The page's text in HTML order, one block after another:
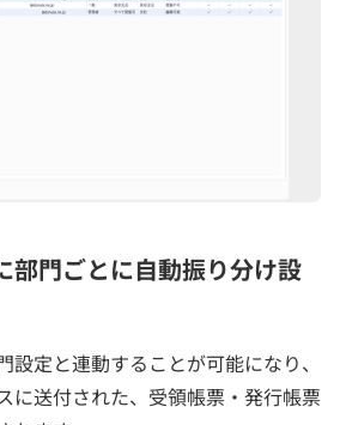
部門ごとに自動振り分け設
設定と連動することが可能になり、
に送付された、受領帳票・発行帳票